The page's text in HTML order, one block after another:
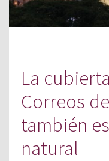
La
Correos
también
natural